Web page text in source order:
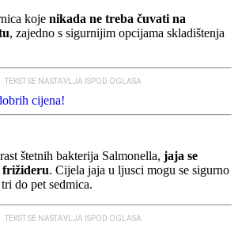
koje nikada ne treba čuvati na
, zajedno s sigurnijim opcijama skladištenja
TEKST SE NASTAVLJA ISPOD OGLASA
štetnih bakterija Salmonella, jaja se
frižideru. Cijela jaja u ljusci mogu se sigurno
do pet sedmica.
TEKST SE NASTAVLJA ISPOD OGLASA